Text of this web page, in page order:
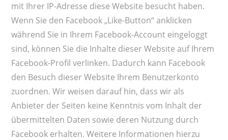
mit Ihrer IP-Adresse diese Website besucht haben.
Wenn Sie den Facebook „Like-Button“ anklicken
während Sie in Ihrem Facebook-Account eingeloggt
sind, können Sie die Inhalte dieser Website auf Ihrem
Facebook-Profil verlinken. Dadurch kann Facebook
den Besuch dieser Website Ihrem Benutzerkonto
zuordnen. Wir weisen darauf hin, dass wir als
Anbieter der Seiten keine Kenntnis vom Inhalt der
übermittelten Daten sowie deren Nutzung durch
Facebook erhalten. Weitere Informationen hierzu